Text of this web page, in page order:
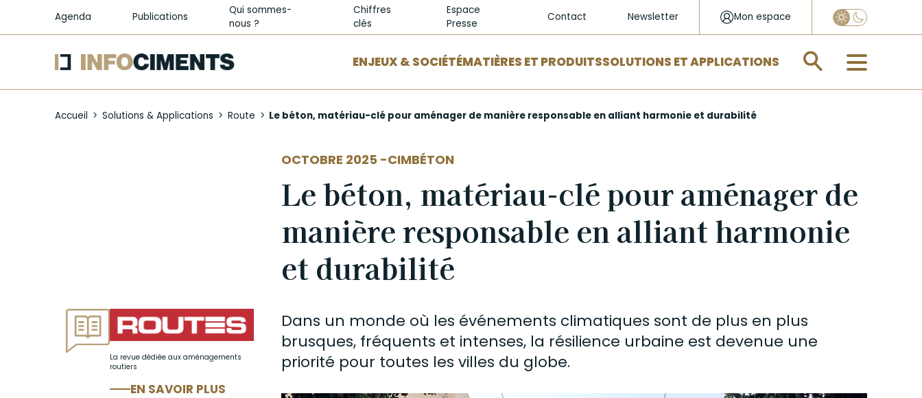
Agenda Publications
Qui sommes-
nous ?
Chiffres
clés
Espace
Presse
Contact Newsletter Mon espace
Appliquer
ENJEUX & SOCIÉTÉMATIÈRES ET PRODUITSSOLUTIONS ET APPLICATIONS
Accueil Solutions & Applications Route Le béton, matériau-clé pour aménager de manière responsable en alliant harmonie et durabilité
La revue dédiée aux aménagements
routiers
EN SAVOIR PLUS
OCTOBRE 2025 -
AUTEUR CIMBÉTON
Le béton, matériau-clé pour aménager de
manière responsable en alliant harmonie
et durabilité
Dans un monde où les événements climatiques sont de plus en plus
brusques, fréquents et intenses, la résilience urbaine est devenue une
priorité pour toutes les villes du globe.